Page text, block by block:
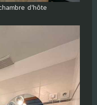
d'hôte